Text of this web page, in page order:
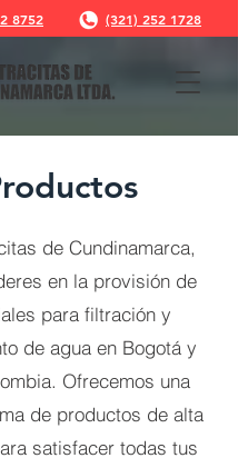
8752 (321) 252 1728
de Cundinamarca,
en la provisión de
para filtración y
de agua en Bogotá y
Ofrecemos una
de productos de alta
satisfacer todas tus